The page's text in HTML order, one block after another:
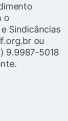
o
Sindicâncias
ou
9.9987-5018